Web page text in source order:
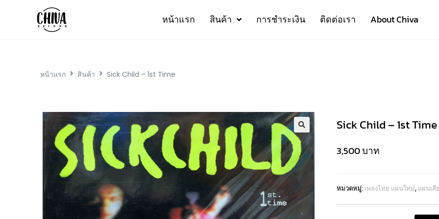
หน้าแรก สินค้า การชำระเงิน ติดต่อเรา About Chiva
หน้าแรก สินค้า Sick Child – 1st Time
Sick Child – 1st Time
3,500บาท
หมวดหมู่: เพลงไทย แผ่นใหม่, แผ่นเสี